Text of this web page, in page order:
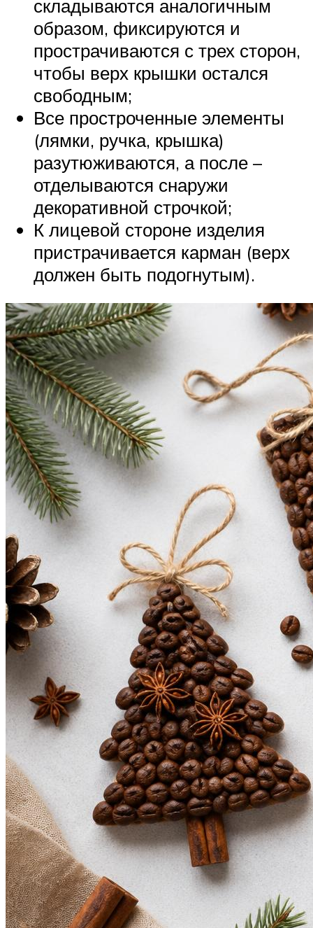
складываются аналогичным
образом, фиксируются и
прострачиваются с трех сторон,
чтобы верх крышки остался
свободным;
Все простроченные элементы
(лямки, ручка, крышка)
разутюживаются, а после –
отделываются снаружи
декоративной строчкой;
К лицевой стороне изделия
пристрачивается карман (верх
должен быть подогнутым).